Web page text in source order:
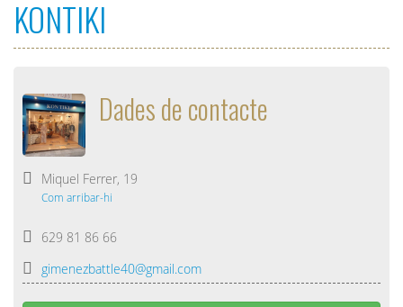
KONTIKI
Dades de contacte
Miquel Ferrer, 19
Com arribar-hi
629 81 86 66
gimenezbattle40@gmail.com